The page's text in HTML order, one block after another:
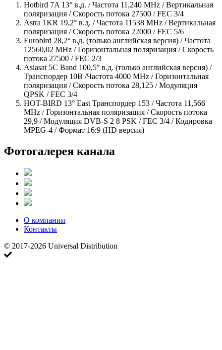
Hotbird 7A 13° в.д. / Частота 11,240 MHz / Вертикальная
поляризация / Скорость потока 27500 / FEC 3/4
Astra 1KR 19,2° в.д. / Частота 11538 MHz / Вертикальная
поляризация / Скорость потока 22000 / FEC 5/6
Eurobird 28,2° в.д. (только английская версия) / Частота
12560,02 MHz / Горизонтальная поляризация / Скорость
потока 27500 / FEC 2/3
Asiasat 5C Band 100,5° в.д. (только английская версия) /
Транспордер 10B /Частота 4000 MHz / Горизонтальная
поляризация / Скорость потока 28,125 / Модуляция
QPSK / FEC 3/4
HOT-BIRD 13° East Транспордер 153 / Частота 11,566
MHz / Горизонтальная поляризация / Скорость потока
29,9 / Модуляция DVB-S 2 8 PSK / FEC 3/4 / Кодировка
MPEG-4 / Формат 16:9 (HD версия)
Фотогалерея канала
О компании
Контакты
© 2017-2026 Universal Distribution